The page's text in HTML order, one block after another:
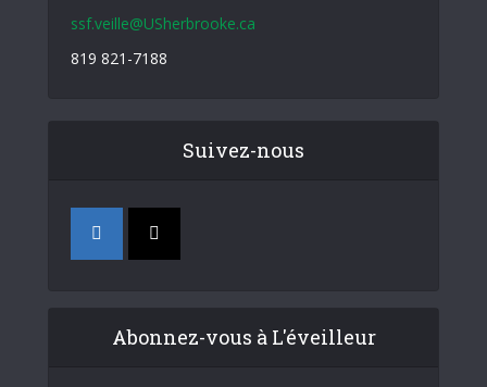
ssf.veille@USherbrooke.ca
819 821-7188
Suivez-nous
Abonnez-vous à L'éveilleur